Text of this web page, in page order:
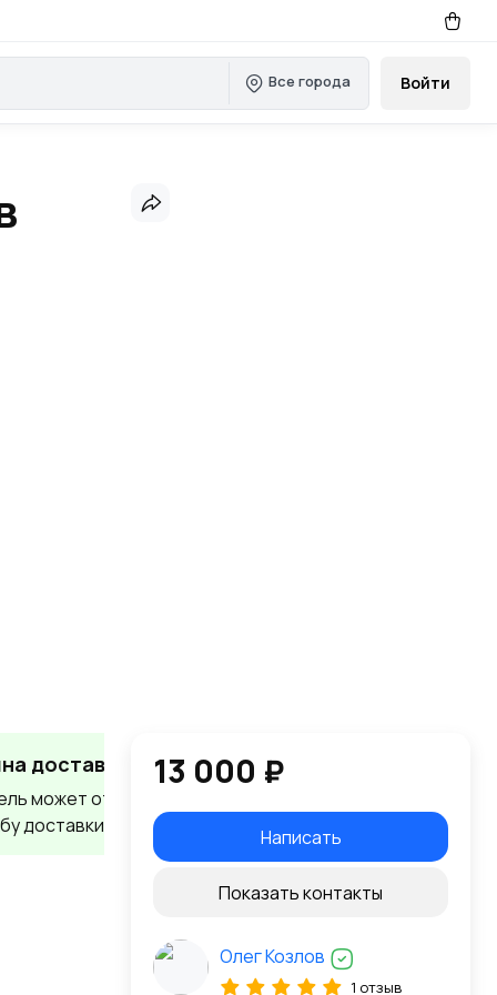
Все города Войти
доставка
может отправить товар
доставки
13 000 ₽
Написать
Показать контакты
Олег Козлов
1 отзыв